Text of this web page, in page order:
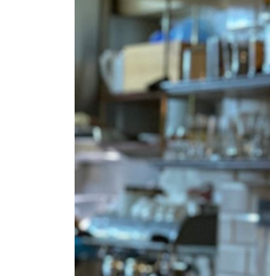
み
た
②